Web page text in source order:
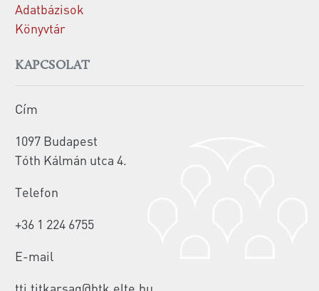
Adatbázisok
Könyvtár
KAPCSOLAT
Cím
1097 Budapest
Tóth Kálmán utca 4.
Telefon
+36 1 224 6755
E-mail